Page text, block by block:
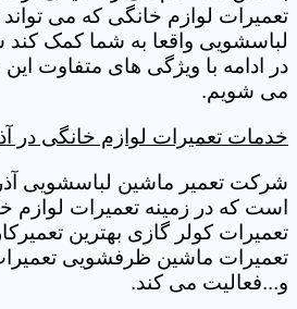
تعمیرات لوازم خانگی که می تواند
لباسشویی واقعا به شما کمک
در ادامه با ویژگی های متفاوت
می شویم.
خدمات تعمیرات لوازم خانگی در
شرکت تعمیر ماشین لباسشویی
است که در زمینه تعمیرات لوازم
تعمیرات کولر گازی بهترین
تعمیرات ماشین ظرفشویی
و...فعالیت می کند.